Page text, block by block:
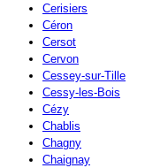
Cerisiers
Céron
Cersot
Cervon
Cessey-sur-Tille
Cessy-les-Bois
Cézy
Chablis
Chagny
Chaignay